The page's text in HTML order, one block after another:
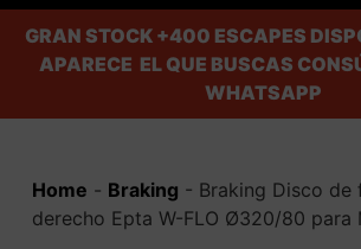
GRAN STOCK+400 ESCAPES
APARECE EL QUE BUSCAS
WHATSAPP
Home - Braking - Braking Disco de
derecho Epta W-FLO Ø320/80 para